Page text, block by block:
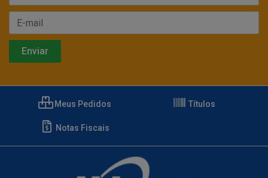
Meus Pedidos Títulos
Notas Fiscais